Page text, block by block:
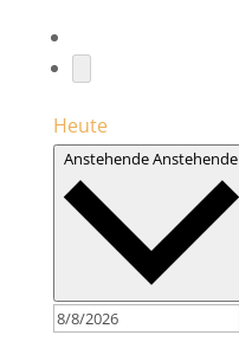
Heute
AnstehendeAnstehende